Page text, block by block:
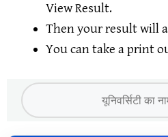
View Result.
Then your result will
You can take a print